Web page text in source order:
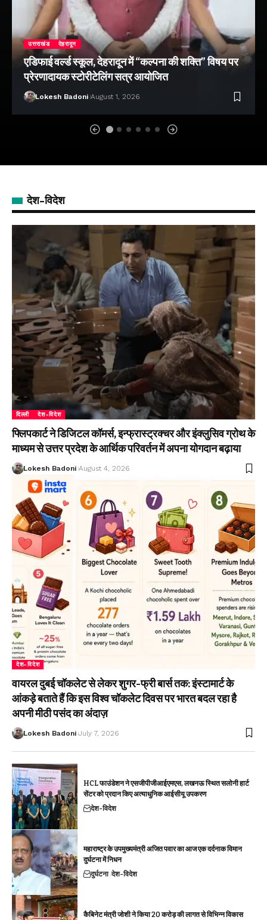
उत्तराखंड देहरादून
एडिफाई वर्ल्ड स्कूल, देहरादून में “कल्पना की शक्ति” विषय पर
प्रेरणादायक स्टोरीटेलिंग सत्र आयोजित
Lokesh Badoni August 1, 2026
देश-विदेश
दिल्ली देश-विदेश
फ्लिपकार्ट ने डिजिटल कॉमर्स, इन्फ्रास्ट्रक्चर और इंक्लुसिव ग्रोथ के
माध्यम से उत्तर प्रदेश के आर्थिक परिवर्तन में अपना योगदान बढ़ाया
Lokesh Badoni August 4, 2026
देश-विदेश
वायरल दुबई चॉकलेट से लेकर शुगर-फ्री बार्स तक: इंस्टामार्ट के
आंकड़े बताते हैं कि इस विश्व चॉकलेट दिवस पर भारत बदल रहा है
अपनी मीठी पसंद का अंदाज़
Lokesh Badoni July 7, 2026
HCL फाउंडेशन ने एसजीपीजीआईएमएस, लखनऊ स्थित सलोनी हार्ट
सेंटर को प्रदान किए अत्याधुनिक आईसीयू उपकरण
देश-विदेश
महाराष्ट्र के उपमुख्यमंत्री अजित पवार का आज एक दर्दनाक विमान
दुर्घटना में निधन
दुर्घटना देश-विदेश
कैबिनेट मंत्री जोशी ने किया 20 करोड़ की लागत से विभिन्न विकास